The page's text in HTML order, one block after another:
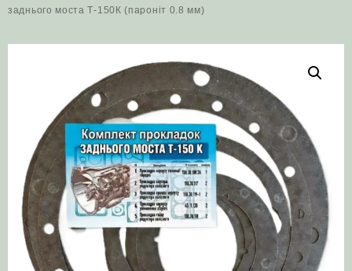
заднього моста Т-150К (пароніт 0.8 мм)